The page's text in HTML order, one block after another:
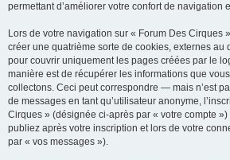
permettant d’améliorer votre confort de navigation
Lors de votre navigation sur « Forum Des Cirques
créer une quatrième sorte de cookies, externes au
pour couvrir uniquement les pages créées par le
manière est de récupérer les informations que
collectons. Ceci peut correspondre — mais n’est
de messages en tant qu’utilisateur anonyme,
Cirques » (désignée ci-après par « votre compte
publiez après votre inscription et lors de votre
par « vos messages »).